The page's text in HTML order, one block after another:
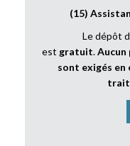
(15)
Le dépôt
est gratuit.
sont exigés en